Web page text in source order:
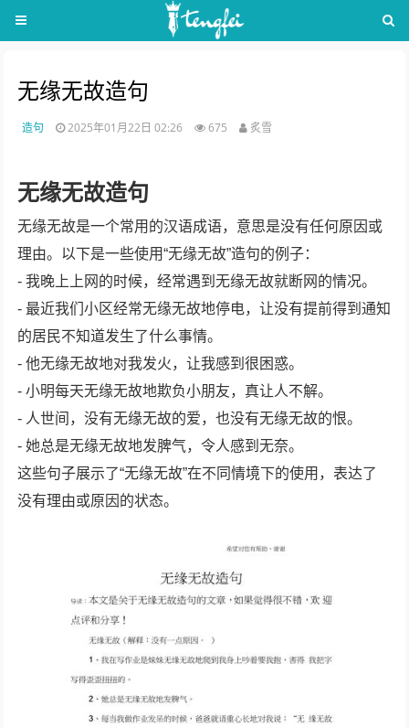
无缘无故造句
造句 2025年01月22日 02:26 675 炙雪
无缘无故造句
无缘无故是一个常用的汉语成语，意思是没有任何原因或
理由。以下是一些使用“无缘无故”造句的例子：
- 我晚上上网的时候，经常遇到无缘无故就断网的情况。
- 最近我们小区经常无缘无故地停电，让没有提前得到通知
的居民不知道发生了什么事情。
- 他无缘无故地对我发火，让我感到很困惑。
- 小明每天无缘无故地欺负小朋友，真让人不解。
- 人世间，没有无缘无故的爱，也没有无缘无故的恨。
- 她总是无缘无故地发脾气，令人感到无奈。
这些句子展示了“无缘无故”在不同情境下的使用，表达了
没有理由或原因的状态。